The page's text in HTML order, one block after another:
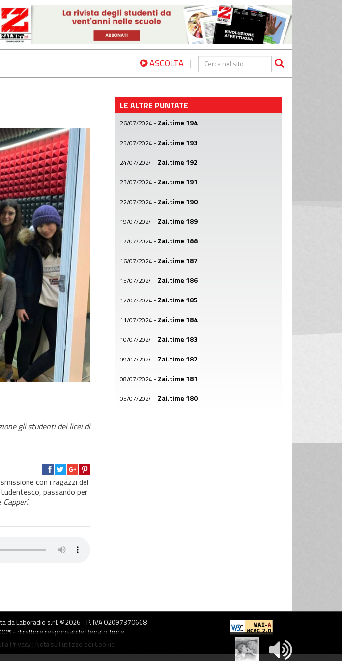
ASCOLTA |
gli studenti dei licei di
con i ragazzi del
passando per
Capperi.
LE ALTRE PUNTATE
26/07/2024 - Zai.time 194
25/07/2024 - Zai.time 193
24/07/2024 - Zai.time 192
23/07/2024 - Zai.time 191
22/07/2024 - Zai.time 190
19/07/2024 - Zai.time 189
17/07/2024 - Zai.time 188
16/07/2024 - Zai.time 187
15/07/2024 - Zai.time 186
12/07/2024 - Zai.time 185
11/07/2024 - Zai.time 184
10/07/2024 - Zai.time 183
09/07/2024 - Zai.time 182
08/07/2024 - Zai.time 181
05/07/2024 - Zai.time 180
Zai.time 169
19/06/2024
18/06/2024-Zai.time 167
da Laboradio s.r.l. ©2026 - P. IVA 02097370668
- direttore responsabile Renato Truce
Privacy | Nota sull’utilizzo dei Cookie